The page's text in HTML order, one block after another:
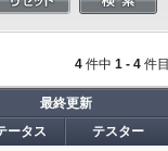
4 件中 1 - 4 件目
最終更新
ータス テスター